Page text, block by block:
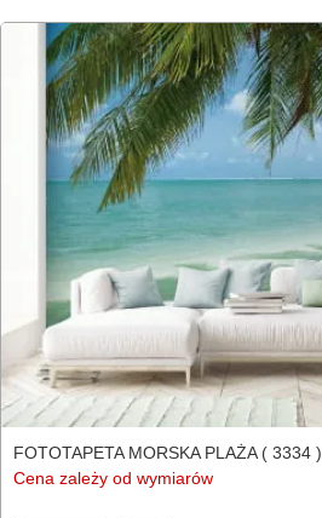
FOTOTAPETA MORSKA PLAŻA ( 3334 )
Cena zależy od wymiarów